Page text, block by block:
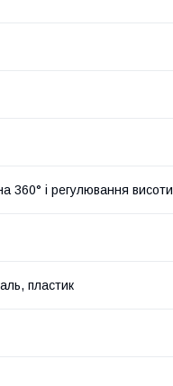
360° і регулювання висоти
пластик